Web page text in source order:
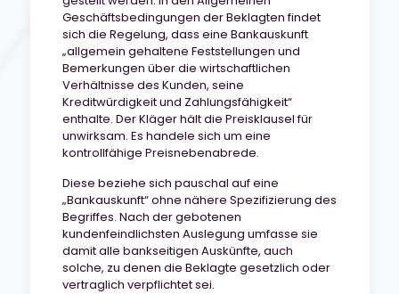
Geschäftsbedingungen der Beklagten findet
sich die Regelung, dass eine Bankauskunft
„allgemein gehaltene Feststellungen und
Bemerkungen über die wirtschaftlichen
Verhältnisse des Kunden, seine
Kreditwürdigkeit und Zahlungsfähigkeit“
enthalte. Der Kläger hält die Preisklausel für
unwirksam. Es handele sich um eine
kontrollfähige Preisnebenabrede.
Diese beziehe sich pauschal auf eine
„Bankauskunft“ ohne nähere Spezifizierung des
Begriffes. Nach der gebotenen
kundenfeindlichsten Auslegung umfasse sie
damit alle bankseitigen Auskünfte, auch
solche, zu denen die Beklagte gesetzlich oder
vertraglich verpflichtet sei.